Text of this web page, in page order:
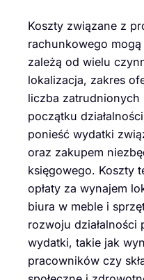
Koszty związane z
rachunkowego
zależą od wielu
lokalizacja, zakres
liczba zatrudnionych
początku
ponieść wydatki
oraz zakupem
księgowego. Koszty
opłaty za wynajem
biura w meble i
rozwoju działalności
wydatki, takie jak
pracowników czy